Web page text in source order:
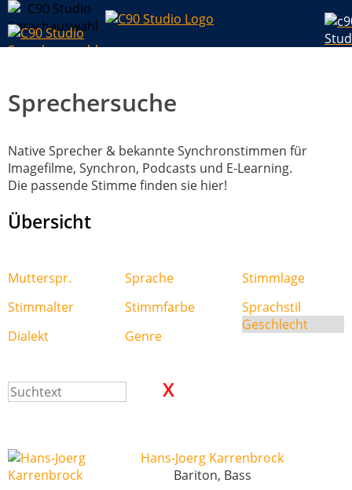
Sprechersuche
Native Sprecher & bekannte Synchronstimmen für
Imagefilme, Synchron, Podcasts und E-Learning.
Die passende Stimme finden sie hier!
Übersicht
Hans-Joerg Karrenbrock
Bariton, Bass